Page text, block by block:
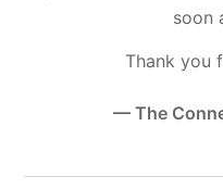
soon
Thank you
— The